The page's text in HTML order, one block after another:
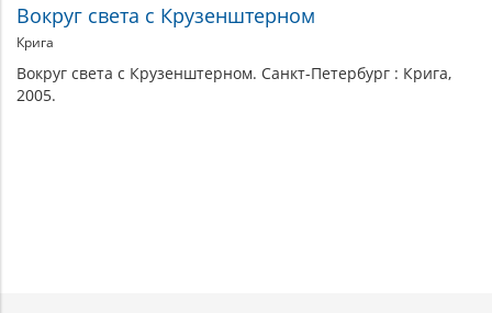
Вокруг света с Крузенштерном
Крига
Вокруг света с Крузенштерном. Санкт-Петербург : Крига,
2005.